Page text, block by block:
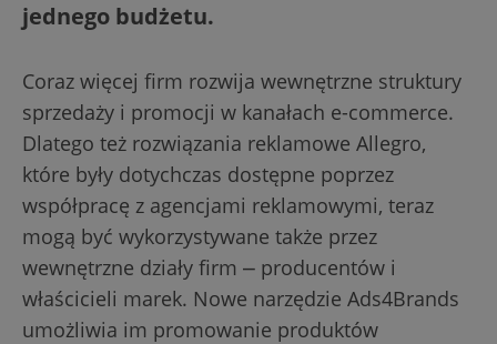
jednego budżetu.
Coraz więcej firm rozwija wewnętrzne struktury
sprzedaży i promocji w kanałach e-commerce.
Dlatego też rozwiązania reklamowe Allegro,
które były dotychczas dostępne poprzez
współpracę z agencjami reklamowymi, teraz
mogą być wykorzystywane także przez
wewnętrzne działy firm ⎼ producentów i
właścicieli marek. Nowe narzędzie Ads4Brands
umożliwia im promowanie produktów